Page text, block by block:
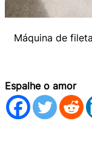
Máquina de
Espalhe o amor